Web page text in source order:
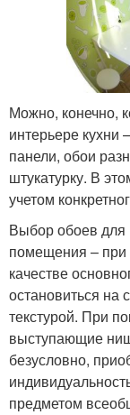
Можно, конечно,
интерьере кухни
панели, обои
штукатурку. В
учетом
Выбор обоев для
помещения – при
качестве
остановиться на
текстурой. При
выступающие
безусловно,
предметом